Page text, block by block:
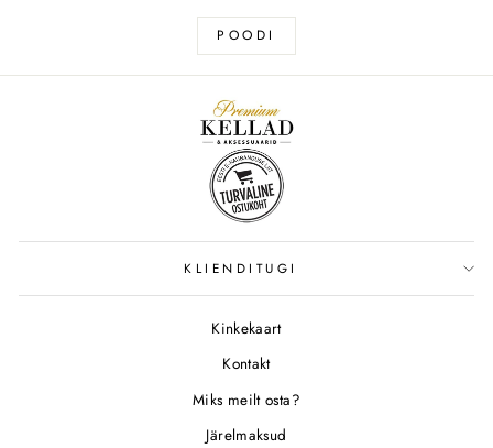
POODI
KLIENDITUGI
Kinkekaart
Kontakt
Miks meilt osta?
Järelmaksud